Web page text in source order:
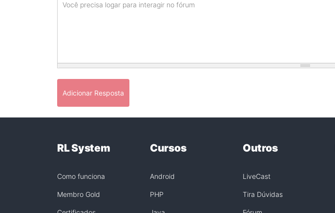
Você precisa logar para interagir no fórum
Adicionar Resposta
RL System
Como funciona
Membro Gold
Cursos
Android
PHP
Outros
LiveCast
Tira Dúvidas